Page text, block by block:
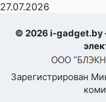
27.07.2026
© 2026 i-gadget.by
Зарегистрирован